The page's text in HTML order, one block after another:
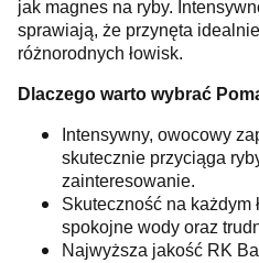
jak magnes na ryby.
sprawiają, że przynęta
różnorodnych łowisk.
Dlaczego warto wybrać
Intensywny, owocowy
skutecznie przyciąga
zainteresowanie.
Skuteczność na każdym
spokojne wody oraz
Najwyższa jakość RK